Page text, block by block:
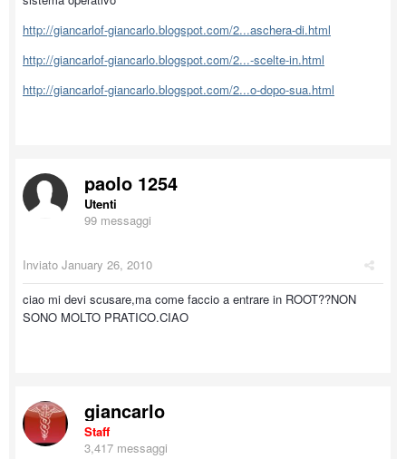
http://giancarlof-giancarlo.blogspot.com/2...aschera-di.html
http://giancarlof-giancarlo.blogspot.com/2...-scelte-in.html
http://giancarlof-giancarlo.blogspot.com/2...o-dopo-sua.html
paolo 1254
Utenti
99 messaggi
Inviato January 26, 2010
ciao mi devi scusare,ma come faccio a entrare in ROOT??NON
SONO MOLTO PRATICO.CIAO
giancarlo
Staff
3,417 messaggi